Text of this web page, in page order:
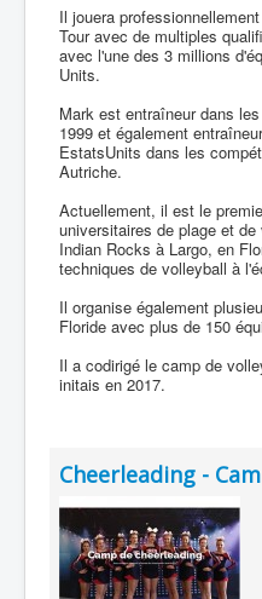
Il jouera
Tour avec de multiples
avec l'une des 3 millions
Units.
Mark est entraîneur dans
1999 et également
EstatsUnits dans les
Autriche.
Actuellement, il est le
universitaires de plage et
Indian Rocks à Largo, en
techniques de volleyball à
Il organise également
Floride avec plus de 150
Il a codirigé le camp de
initais en 2017.
Cheerleading -